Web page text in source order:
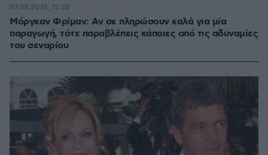
Μόργκαν Φρίμαν: Αν σε πληρώσουν καλά για μία
παραγωγή, τότε παραβλέπεις κάποιες από τις αδυναμίες
του σεναρίου
07.08.2026, 15:30